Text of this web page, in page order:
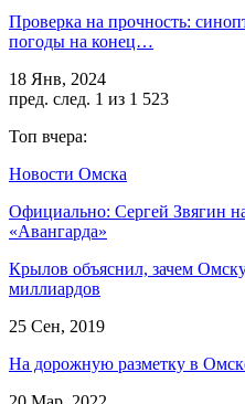
Проверка на прочность:
погоды на конец…
18 Янв, 2024
пред. след. 1 из 1 523
Топ вчера:
Новости Омска
Официально: Сергей Звягин
«Авангарда»
Крылов объяснил, зачем
миллиардов
25 Сен, 2019
На дорожную разметку в